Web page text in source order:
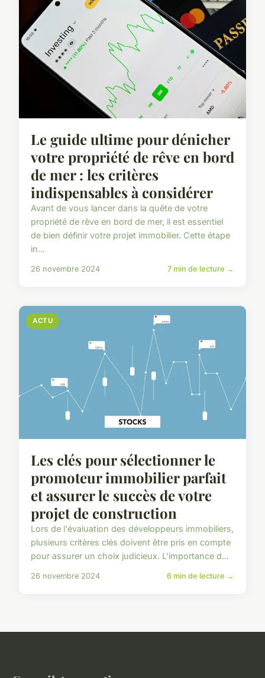
Le guide ultime pour dénicher
votre propriété de rêve en bord
de mer : les critères
indispensables à considérer
Avant de vous lancer dans la quête de votre
propriété de rêve en bord de mer, il est essentiel
de bien définir votre projet immobilier. Cette étape
in...
26 novembre 2024 7 min de lecture →
ACTU
Les clés pour sélectionner le
promoteur immobilier parfait
et assurer le succès de votre
projet de construction
Lors de l'évaluation des développeurs immobiliers,
plusieurs critères clés doivent être pris en compte
pour assurer un choix judicieux. L'importance d...
26 novembre 2024 6 min de lecture →